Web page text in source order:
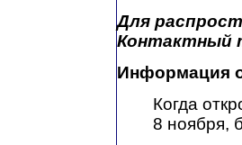
Для
Контактный
Информация о
Когда
8 ноября,